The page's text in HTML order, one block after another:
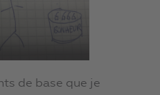
de base que je